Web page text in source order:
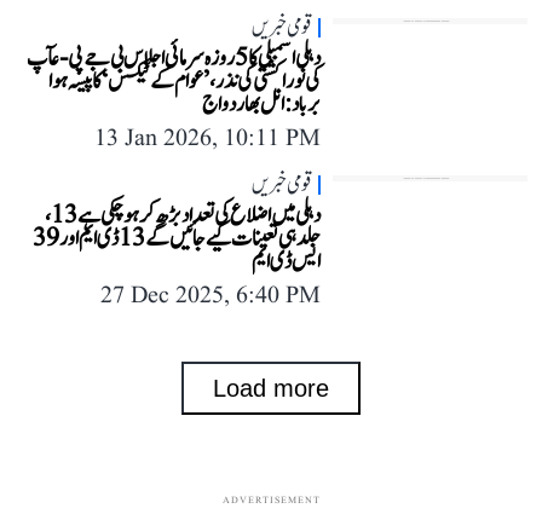
قومی خبریں
دہلی اسمبلی کا 5 روزہ سرمائی اجلاس بی جے پی-عآپ
کی نورا کشتی کی نذر، ’عوام کے ٹیکس‘ کا پیسہ ہوا
برباد: انل بھاردواج
13 Jan 2026, 10:11 PM
قومی خبریں
دہلی میں اضلاع کی تعداد بڑھ کر ہو چکی ہے 13،
جلد ہی تعینات کیے جائیں گے 13 ڈی ایم اور 39
ایس ڈی ایم
27 Dec 2025, 6:40 PM
Load more
ADVERTISEMENT